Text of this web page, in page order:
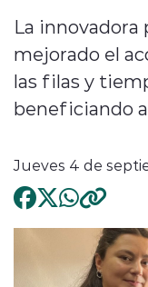
La
mejorado el
las filas y
beneficiando
Jueves 4 de